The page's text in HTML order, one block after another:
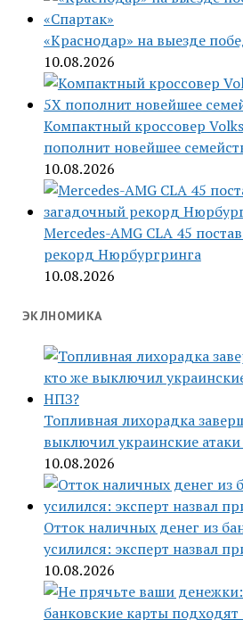
«Краснодар» на выезде
10.08.2026
Компактный кроссовер
пополнит новейшее
10.08.2026
Mercedes-AMG CLA 45
рекорд Нюрбургринга
10.08.2026
ЭКЛНОМИКА
Топливная лихорадка
выключил украинские
10.08.2026
Отток наличных денег из
усилился: эксперт назвал
10.08.2026